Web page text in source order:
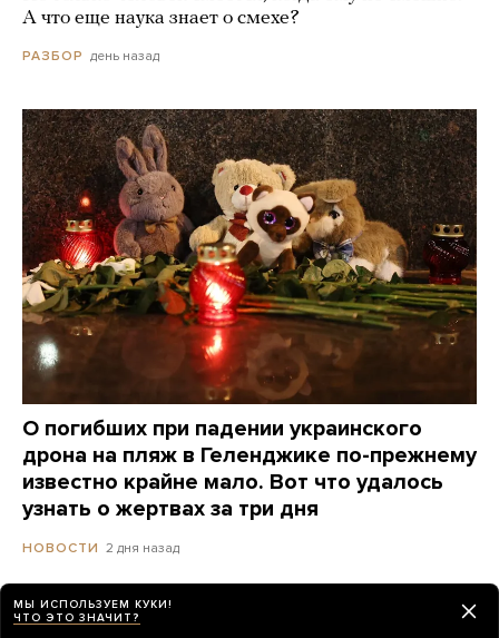
А что еще наука знает о смехе?
РАЗБОР день назад
О погибших при падении украинского
дрона на пляж в Геленджике по-прежнему
известно крайне мало. Вот что удалось
узнать о жертвах за три дня
НОВОСТИ 2 дня назад
МЫ ИСПОЛЬЗУЕМ КУКИ!
ЧТО ЭТО ЗНАЧИТ?